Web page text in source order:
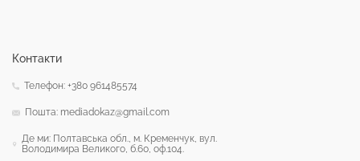
Контакти
Телефон: +380 961485574
Пошта: mediadokaz@gmail.com
Де ми: Полтавська обл., м. Кременчук, вул.
Володимира Великого, б.60, оф.104.